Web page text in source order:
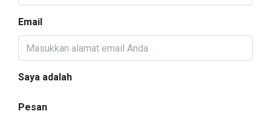
Email
Saya adalah
Pesan